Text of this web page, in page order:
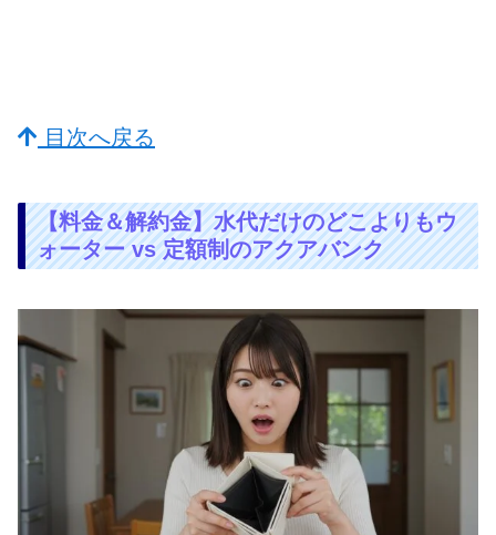
目次へ戻る
【料金＆解約金】水代だけのどこよりもウ
ォーター vs 定額制のアクアバンク